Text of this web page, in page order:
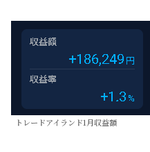
トレードアイランド1月収益額